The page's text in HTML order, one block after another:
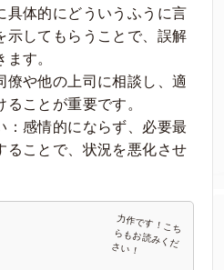
具体的にどういうふうに言
示してもらうことで、誤解
す。
僚や他の上司に相談し、適
ことが重要です。
：感情的にならず、必要最
ることで、状況を悪化させ